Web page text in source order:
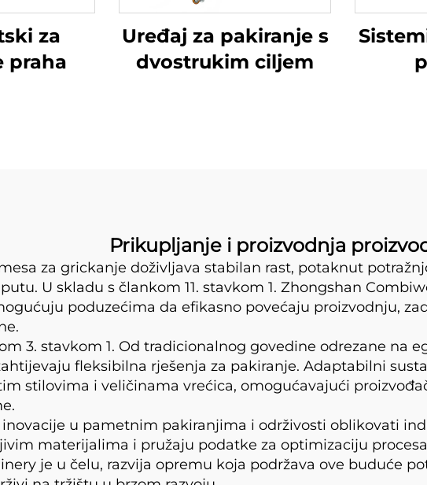
za
praha
Uređaj za pakiranje s
dvostrukim ciljem
Prikupljanje i proizvodnja
za grickanje doživljava stabilan rast, potaknut
U skladu s člankom 11. stavkom 1. Zhongshan
poduzećima da efikasno povećaju proizvodnju,
3. stavkom 1. Od tradicionalnog govedine odrezane na
fleksibilna rješenja za pakiranje. Adaptabilni
stilovima i veličinama vrećica, omogućavajući
u pametnim pakiranjima i održivosti oblikovati
materijalima i pružaju podatke za optimizaciju
je u čelu, razvija opremu koja podržava ove buduće